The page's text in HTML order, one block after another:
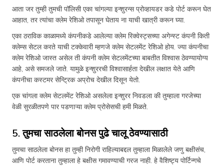
आता जर तुम्ही तुमची पॉलिसी एका चांगल्या इन्शुरन्स प्रोव्हायडर कडे पोर्ट करून घेत
आहात, तर त्यांचा क्लेम रेशिओ तपासून घेताय ना याची खात्री करून घ्या.
एका ठराविक काळामध्ये कंपनीकडे आलेल्या क्लेम रिक्वेस्ट्सच्या अगेन्स्ट कंपनी किती
क्लेम्स सेटल करते याची टक्केवारी म्हणजे क्लेम सेटलमेंट रेशिओ होय. ज्या कंपनीचा
क्लेम रेशिओ जास्त असेल ती कंपनी क्लेम सेटलमेंटच्या बाबतीत विश्वास ठेवण्यायोग्य
आहे, असे समजले जाते. यामुळे इन्शुररची विश्वासार्हता देखील लक्षात येते आणि
कंपनीचा कस्टमर सेन्ट्रिक अप्रोच देखील दिसून येतो.
एक चांगला क्लेम सेटलमेंट रेशिओ असलेला इन्शुरर निवडला की तुम्हाला गरजेच्या
वेळी सुरळीतपणे पार पडणाऱ्या क्लेम प्रोसेसची हमी मिळते.
5. तुमचा साठलेला बोनस पुढे चालू ठेवण्यासाठी
तुमचा साठलेला बोनस हा तुम्ही निरोगी राहिल्याबद्दल तुम्हाला मिळालेले जणु बक्षीसंच,
आणि पोर्ट करताना तुम्हाला हे बक्षीस गमावण्याची गरज नाही. हे वैशिष्ट्य पोर्टिन्गचे